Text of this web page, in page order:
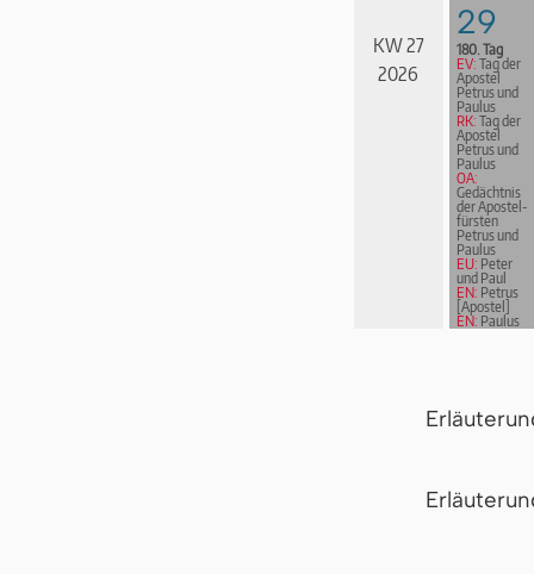
KW 27
2026
29
180. Tag
EV: Tag der
Apostel
Petrus und
Paulus
RK: Tag der
Apostel
Petrus und
Paulus
OA:
Gedächtnis
der Apostel­
fürs­ten
Petrus und
Paulus
EU: Peter
und Paul
EN: Petrus
[Apostel]
EN: Paulus